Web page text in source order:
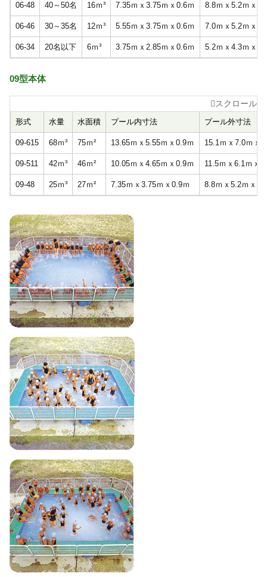
06-48 40～50名 16ｍ³ 7.35ｍｘ3.75ｍｘ0.6ｍ 8.8ｍｘ5.2ｍｘ
06-46 30～35名 12ｍ³ 5.55ｍｘ3.75ｍｘ0.6ｍ 7.0ｍｘ5.2ｍｘ
06-34 20名以下 6ｍ³ 3.75ｍｘ2.85ｍｘ0.6ｍ 5.2ｍｘ4.3ｍｘ
09型本体
形式 水量 水面積 プール内寸法 プール外寸法
09-615 68ｍ³ 75ｍ² 13.65ｍｘ5.55ｍｘ0.9ｍ 15.1ｍｘ7.0ｍｘ
09-511 42ｍ³ 46ｍ² 10.05ｍｘ4.65ｍｘ0.9ｍ 11.5ｍｘ6.1ｍｘ
09-48 25ｍ³ 27ｍ² 7.35ｍｘ3.75ｍｘ0.9ｍ 8.8ｍｘ5.2ｍｘ